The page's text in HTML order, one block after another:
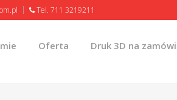
Tel. 711 3219211
Oferta Druk 3D na